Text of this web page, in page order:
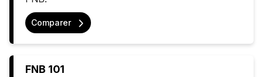
Comparer
FNB 101